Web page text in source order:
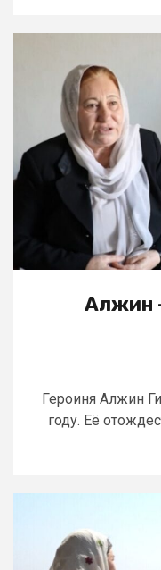
Алжин
Героиня Алжин
году. Её